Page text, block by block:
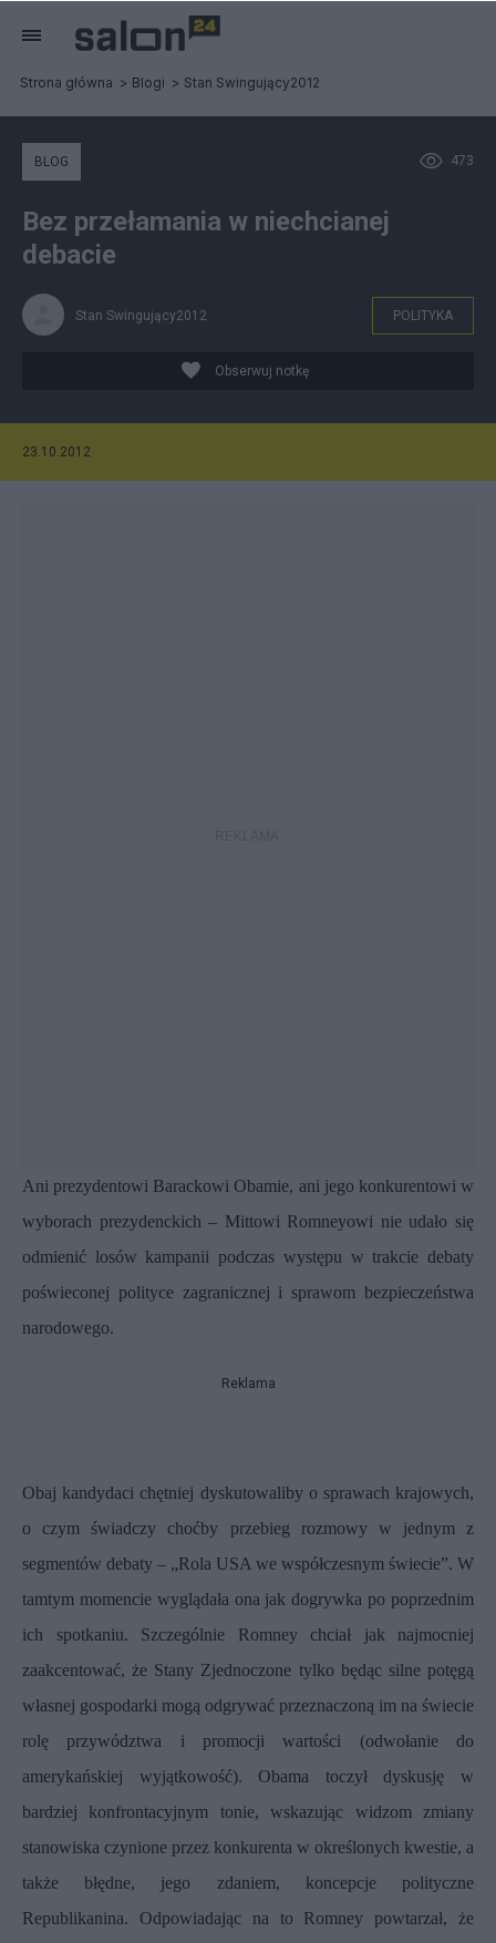
Strona główna Blogi Stan Swingujący2012
473
BLOG
Bez przełamania w niechcianej
debacie
Stan Swingujący2012 POLITYKA
Obserwuj notkę
23.10.2012
Ani prezydentowi Barackowi Obamie, ani jego konkurentowi w
wyborach prezydenckich – Mittowi Romneyowi nie udało się
odmienić losów kampanii podczas występu w trakcie debaty
poświeconej polityce zagranicznej i sprawom bezpieczeństwa
narodowego.
Reklama
Obaj kandydaci chętniej dyskutowaliby o sprawach krajowych,
o czym świadczy choćby przebieg rozmowy w jednym z
segmentów debaty – „Rola USA we współczesnym świecie”. W
tamtym momencie wyglądała ona jak dogrywka po poprzednim
ich spotkaniu. Szczególnie Romney chciał jak najmocniej
zaakcentować, że Stany Zjednoczone tylko będąc silne potęgą
własnej gospodarki mogą odgrywać przeznaczoną im na świecie
rolę przywództwa i promocji wartości (odwołanie do
amerykańskiej wyjątkowość). Obama toczył dyskusję w
bardziej konfrontacyjnym tonie, wskazując widzom zmiany
stanowiska czynione przez konkurenta w określonych kwestie, a
także błędne, jego zdaniem, koncepcje polityczne
Republikanina. Odpowiadając na to Romney powtarzał, że